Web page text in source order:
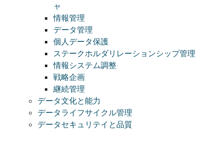
ャ
情報管理
データ管理
個人データ保護
ステークホルダリレーションシップ管理
情報システム調整
戦略企画
継続管理
データ文化と能力
データライフサイクル管理
データセキュリテイと品質